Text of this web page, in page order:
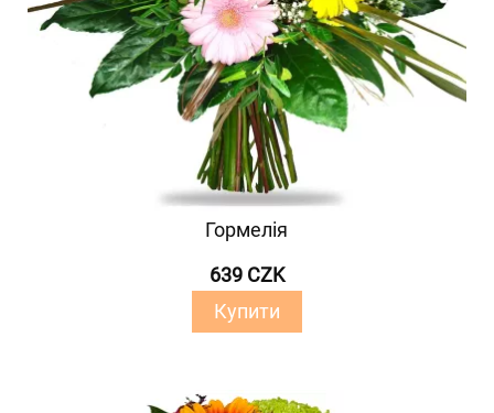
Гормелія
639 CZK
Купити